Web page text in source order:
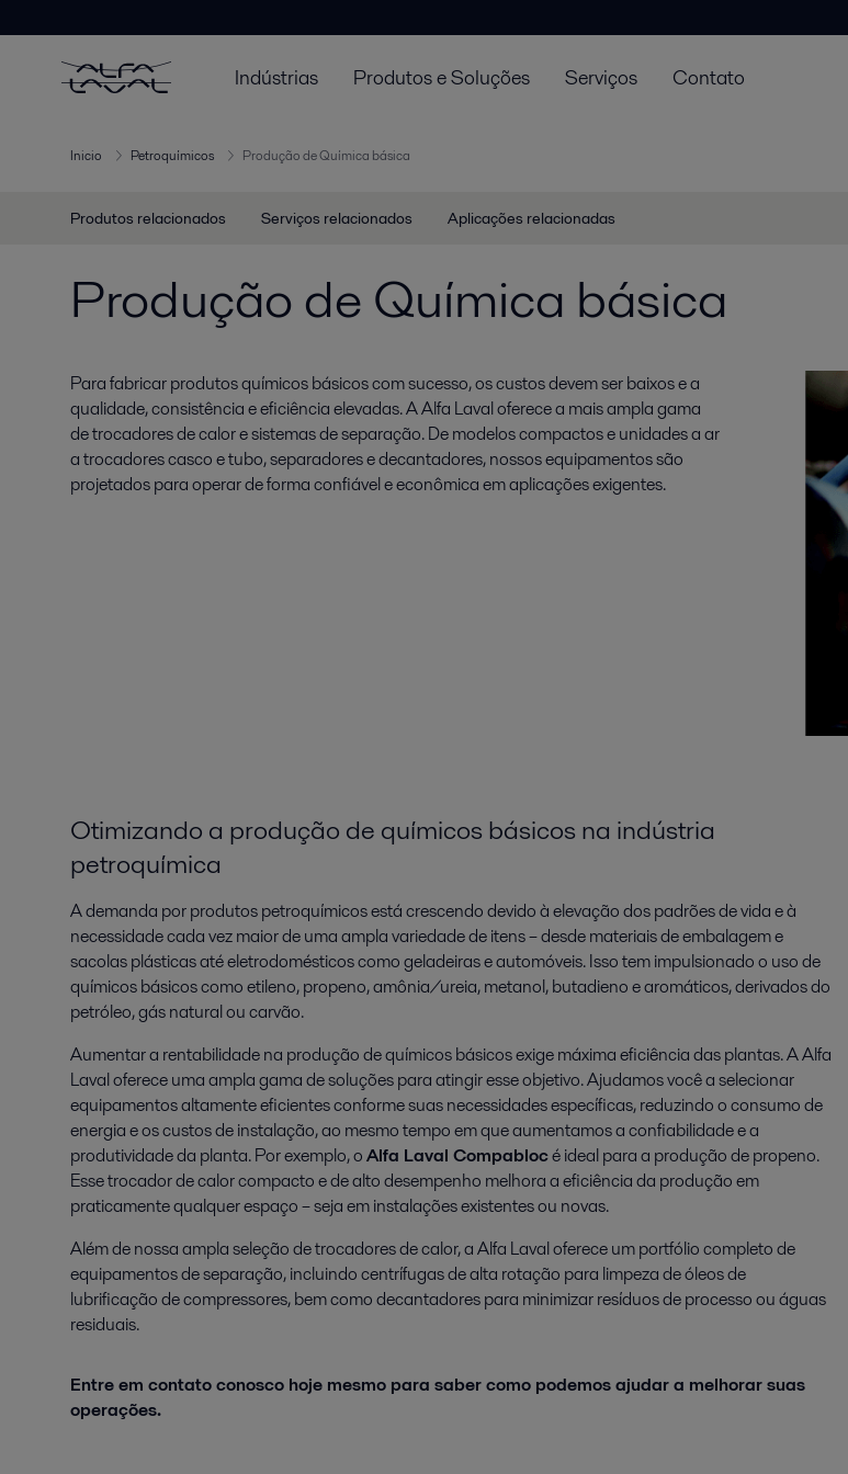
Indústrias Produtos e Soluções Serviços Contato
Inicio Petroquímicos Produção de Química básica
Produtos relacionados Serviços relacionados Aplicações relacionadas
Produção de Química básica
Para fabricar produtos químicos básicos com sucesso, os custos devem ser baixos e a
qualidade, consistência e eficiência elevadas. A Alfa Laval oferece a mais ampla gama
de trocadores de calor e sistemas de separação. De modelos compactos e unidades a ar
a trocadores casco e tubo, separadores e decantadores, nossos equipamentos são
projetados para operar de forma confiável e econômica em aplicações exigentes.
Otimizando a produção de químicos básicos na indústria
petroquímica
A demanda por produtos petroquímicos está crescendo devido à elevação dos padrões de vida e à
necessidade cada vez maior de uma ampla variedade de itens – desde materiais de embalagem e
sacolas plásticas até eletrodomésticos como geladeiras e automóveis. Isso tem impulsionado o uso de
químicos básicos como etileno, propeno, amônia/ureia, metanol, butadieno e aromáticos, derivados do
petróleo, gás natural ou carvão.
Aumentar a rentabilidade na produção de químicos básicos exige máxima eficiência das plantas. A Alfa
Laval oferece uma ampla gama de soluções para atingir esse objetivo. Ajudamos você a selecionar
equipamentos altamente eficientes conforme suas necessidades específicas, reduzindo o consumo de
energia e os custos de instalação, ao mesmo tempo em que aumentamos a confiabilidade e a
produtividade da planta. Por exemplo, oAlfa Laval Compablocé ideal para a produção de propeno.
Esse trocador de calor compacto e de alto desempenho melhora a eficiência da produção em
praticamente qualquer espaço – seja em instalações existentes ou novas.
Além de nossa ampla seleção de trocadores de calor, a Alfa Laval oferece um portfólio completo de
equipamentos de separação, incluindo centrífugas de alta rotação para limpeza de óleos de
lubrificação de compressores, bem como decantadores para minimizar resíduos de processo ou águas
residuais.
Entre em contato conosco hoje mesmo para saber como podemos ajudar a melhorar suas
operações.